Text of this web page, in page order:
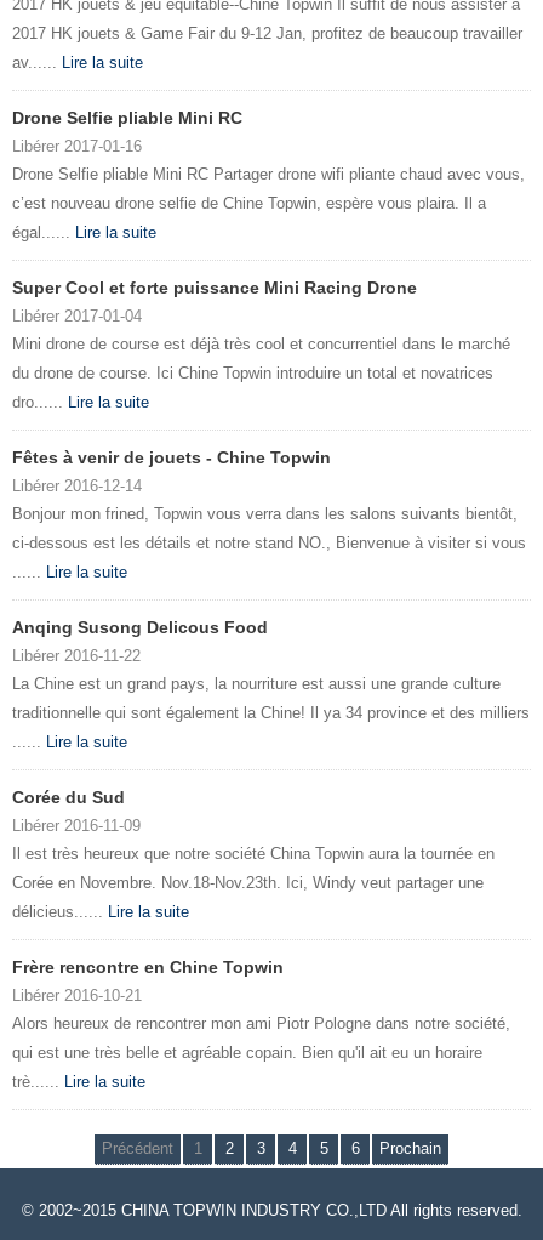
2017 HK jouets & jeu équitable--Chine Topwin Il suffit de nous assister à
2017 HK jouets & Game Fair du 9-12 Jan, profitez de beaucoup travailler
av...... Lire la suite
Drone Selfie pliable Mini RC
Libérer 2017-01-16
Drone Selfie pliable Mini RC Partager drone wifi pliante chaud avec vous,
c’est nouveau drone selfie de Chine Topwin, espère vous plaira. Il a
égal...... Lire la suite
Super Cool et forte puissance Mini Racing Drone
Libérer 2017-01-04
Mini drone de course est déjà très cool et concurrentiel dans le marché
du drone de course. Ici Chine Topwin introduire un total et novatrices
dro...... Lire la suite
Fêtes à venir de jouets - Chine Topwin
Libérer 2016-12-14
Bonjour mon frined, Topwin vous verra dans les salons suivants bientôt,
ci-dessous est les détails et notre stand NO., Bienvenue à visiter si vous
...... Lire la suite
Anqing Susong Delicous Food
Libérer 2016-11-22
La Chine est un grand pays, la nourriture est aussi une grande culture
traditionnelle qui sont également la Chine! Il ya 34 province et des milliers
...... Lire la suite
Corée du Sud
Libérer 2016-11-09
Il est très heureux que notre société China Topwin aura la tournée en
Corée en Novembre. Nov.18-Nov.23th. Ici, Windy veut partager une
délicieus...... Lire la suite
Frère rencontre en Chine Topwin
Libérer 2016-10-21
Alors heureux de rencontrer mon ami Piotr Pologne dans notre société,
qui est une très belle et agréable copain. Bien qu'il ait eu un horaire
trè...... Lire la suite
Précédent 1 2 3 4 5 6 Prochain
© 2002~2015 CHINA TOPWIN INDUSTRY CO.,LTD All rights reserved.